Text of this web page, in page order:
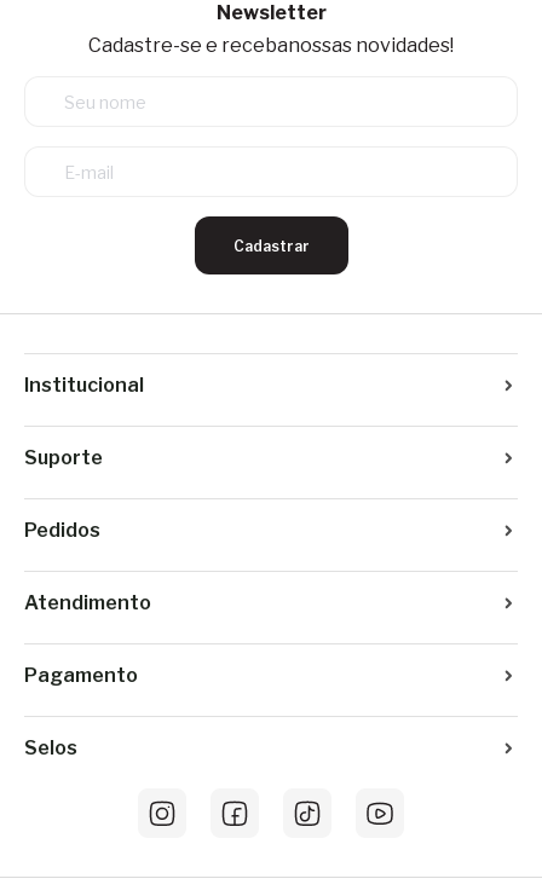
Newsletter
Cadastre-se e recebanossas novidades!
Cadastrar
Institucional
Suporte
Pedidos
Atendimento
Pagamento
Selos